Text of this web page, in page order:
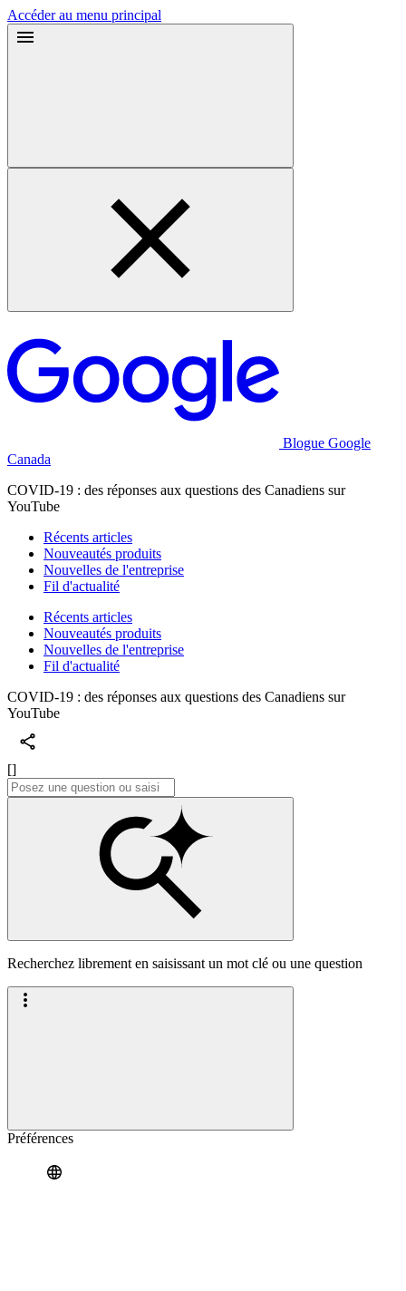
Accéder au menu principal
Blogue Google
Canada
COVID-19 : des réponses aux questions des Canadiens sur
YouTube
Récents articles
Nouveautés produits
Nouvelles de l'entreprise
Fil d'actualité
Récents articles
Nouveautés produits
Nouvelles de l'entreprise
Fil d'actualité
COVID-19 : des réponses aux questions des Canadiens sur
YouTube
[]
Recherchez librement en saisissant un mot clé ou une question
Préférences